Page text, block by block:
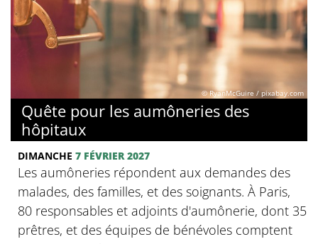
© RyanMcGuire / pixabay.com
Quête pour les aumôneries des
hôpitaux
DIMANCHE 7 FÉVRIER 2027
Les aumôneries répondent aux demandes des
malades, des familles, et des soignants. À Paris,
80 responsables et adjoints d'aumônerie, dont 35
prêtres, et des équipes de bénévoles comptent